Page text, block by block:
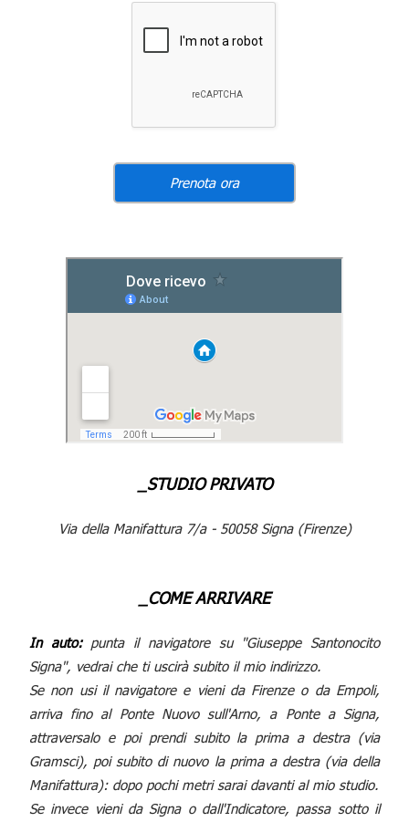
_STUDIO PRIVATO
Via della Manifattura 7/a - 50058 Signa (Firenze)
_COME ARRIVARE
In auto:punta il navigatore su "Giuseppe Santonocito
Signa", vedrai che ti uscirà subito il mio indirizzo.
Se non usi il navigatore e vieni da Firenze o da Empoli,
arriva fino al Ponte Nuovo sull'Arno, a Ponte a Signa,
attraversalo e poi prendi subito la prima a destra (via
Gramsci), poi subito di nuovo la prima a destra (via della
Manifattura): dopo pochi metri sarai davanti al mio studio.
Se invece vieni da Signa o dall'Indicatore, passa sotto il